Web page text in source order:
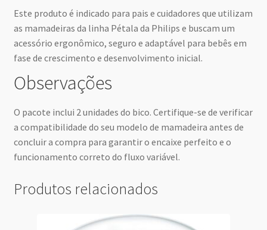
Este produto é indicado para pais e cuidadores que utilizam
as mamadeiras da linha Pétala da Philips e buscam um
acessório ergonômico, seguro e adaptável para bebês em
fase de crescimento e desenvolvimento inicial.
Observações
O pacote inclui 2 unidades do bico. Certifique-se de verificar
a compatibilidade do seu modelo de mamadeira antes de
concluir a compra para garantir o encaixe perfeito e o
funcionamento correto do fluxo variável.
Produtos relacionados